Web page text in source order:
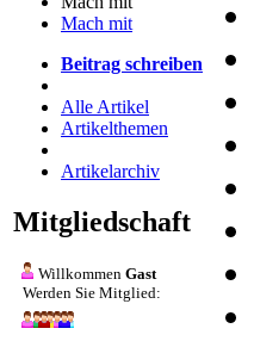
Mach mit
Beitrag schreiben
Alle Artikel
Artikelthemen
Artikelarchiv
Mitgliedschaft
Willkommen Gast
Werden Sie Mitglied: